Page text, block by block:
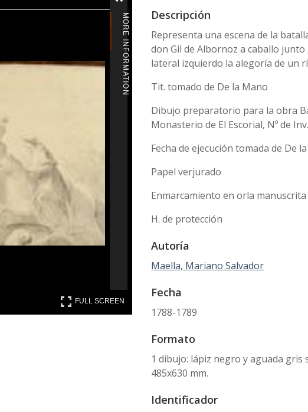
MORE INFORMATION
FULL SCREEN
FULL SCREEN
Descripción
Representa una escena de la
don Gil de Albornoz a caballo
lateral izquierdo la alegoría de un
Tit. tomado de De la Mano
Dibujo preparatorio para la obra
Monasterio de El Escorial, Nº de
Fecha de ejecución tomada de De
Papel verjurado
Enmarcamiento en orla
H. de protección
Autoría
Maella, Mariano Salvador
Fecha
1788-1789
Formato
1 dibujo: lápiz negro y aguada gris
485x630 mm.
Identificador